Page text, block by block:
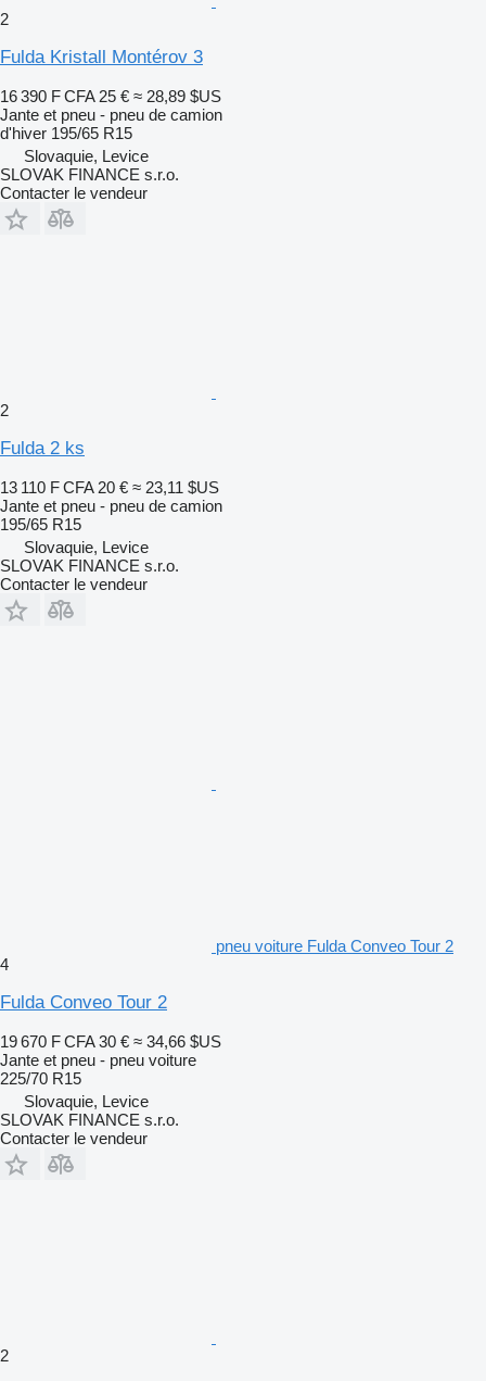
2
Fulda Kristall Montérov 3
16 390 F CFA 25 € ≈ 28,89 $US
Jante et pneu - pneu de camion
d'hiver 195/65 R15
Slovaquie, Levice
SLOVAK FINANCE s.r.o.
Contacter le vendeur
2
Fulda 2 ks
13 110 F CFA 20 € ≈ 23,11 $US
Jante et pneu - pneu de camion
195/65 R15
Slovaquie, Levice
SLOVAK FINANCE s.r.o.
Contacter le vendeur
pneu voiture Fulda Conveo Tour 2
4
Fulda Conveo Tour 2
19 670 F CFA 30 € ≈ 34,66 $US
Jante et pneu - pneu voiture
225/70 R15
Slovaquie, Levice
SLOVAK FINANCE s.r.o.
Contacter le vendeur
2